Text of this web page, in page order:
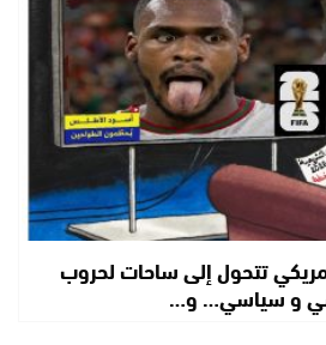
تتحول إلى ساحات لحروب
و سياسي… و…